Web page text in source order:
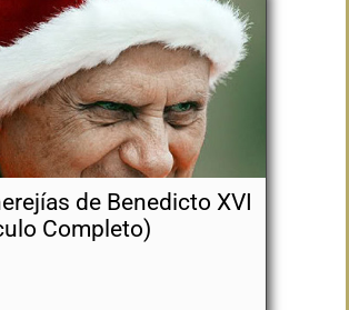
de Benedicto XVI
Completo)